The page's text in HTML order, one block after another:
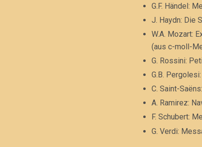
G.F. Händel:
J. Haydn: Die
W.A. Mozart:
(aus c-moll-
G. Rossini:
G.B.
C. Saint-
A. Ramirez:
F. Schubert:
G. Verdi: